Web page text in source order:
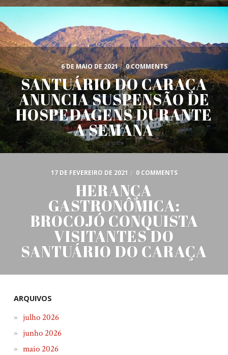
6 DE MAIO DE 2021 / 0 COMMENTS
SANTUÁRIO DO CARAÇA
ANUNCIA SUSPENSÃO DE
HOSPEDAGENS DURANTE
A SEMANA
17 DE FEVEREIRO DE 2021 / 0 COMMENTS
HERANÇA
GASTRONÔMICA:
BROCOJÓ CONQUISTA
VISITANTES DO
SANTUÁRIO DO CARAÇA
ARQUIVOS
julho 2026
junho 2026
maio 2026